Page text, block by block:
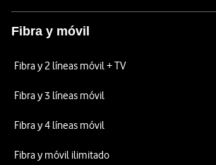
Fibra y móvil
Fibra y 2 líneas móvil + TV
Fibra y 3 líneas móvil
Fibra y 4 líneas móvil
Fibra y móvil ilimitado